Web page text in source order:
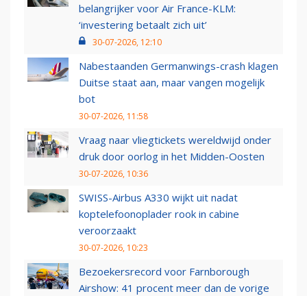
belangrijker voor Air France-KLM:
‘investering betaalt zich uit’
30-07-2026, 12:10
Nabestaanden Germanwings-crash klagen
Duitse staat aan, maar vangen mogelijk
bot
30-07-2026, 11:58
Vraag naar vliegtickets wereldwijd onder
druk door oorlog in het Midden-Oosten
30-07-2026, 10:36
SWISS-Airbus A330 wijkt uit nadat
koptelefoonoplader rook in cabine
veroorzaakt
30-07-2026, 10:23
Bezoekersrecord voor Farnborough
Airshow: 41 procent meer dan de vorige